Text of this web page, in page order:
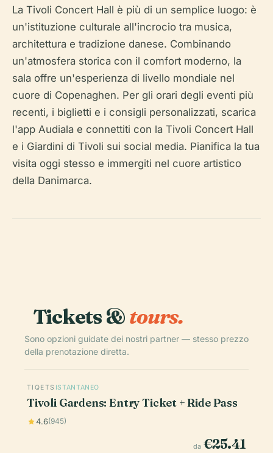
La Tivoli Concert Hall è più di un semplice luogo: è
un'istituzione culturale all'incrocio tra musica,
architettura e tradizione danese. Combinando
un'atmosfera storica con il comfort moderno, la
sala offre un'esperienza di livello mondiale nel
cuore di Copenaghen. Per gli orari degli eventi più
recenti, i biglietti e i consigli personalizzati, scarica
l'app Audiala e connettiti con la Tivoli Concert Hall
e i Giardini di Tivoli sui social media. Pianifica la tua
visita oggi stesso e immergiti nel cuore artistico
della Danimarca.
Tickets &tours.
Sono opzioni guidate dei nostri partner — stesso prezzo
della prenotazione diretta.
TIQETS ISTANTANEO
Tivoli Gardens: Entry Ticket + Ride Pass
4.6(945)
da €25.41